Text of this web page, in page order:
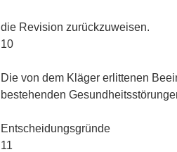
die Revision zurückzuweisen.
10
Die von dem Kläger erlittenen
bestehenden
Entscheidungsgründe
11